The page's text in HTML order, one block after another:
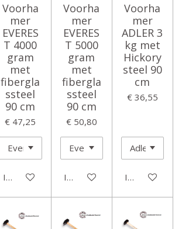
Voorha
mer
EVERES
T 4000
gram
met
fibergla
ssteel
90 cm
€ 47,25
In winkelwagen
Voorha
mer
EVERES
T 5000
gram
met
fibergla
ssteel
90 cm
€ 50,80
In winkelwagen
Voorha
mer
ADLER 3
kg met
Hickory
steel 90
cm
€ 36,55
In